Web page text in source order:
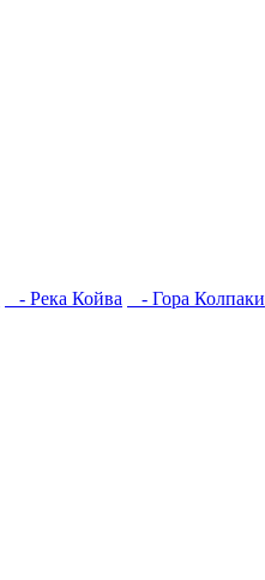
- Река Койва - Гора Колпаки